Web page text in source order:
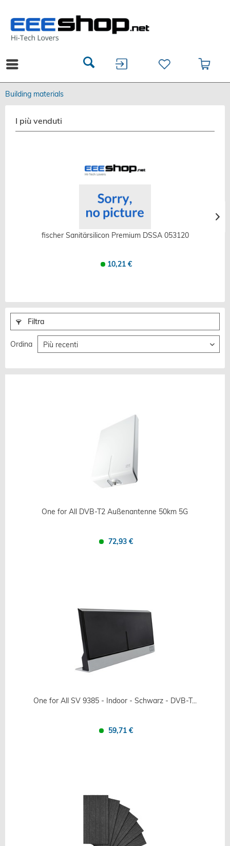
Building materials
I più venduti
fischer Sanitärsilicon Premium DSSA 053120
10,21 €
Filtra
Ordina
One for All DVB-T2 Außenantenne 50km 5G
72,93 €
One for All SV 9385 - Indoor - Schwarz - DVB-T...
59,71 €